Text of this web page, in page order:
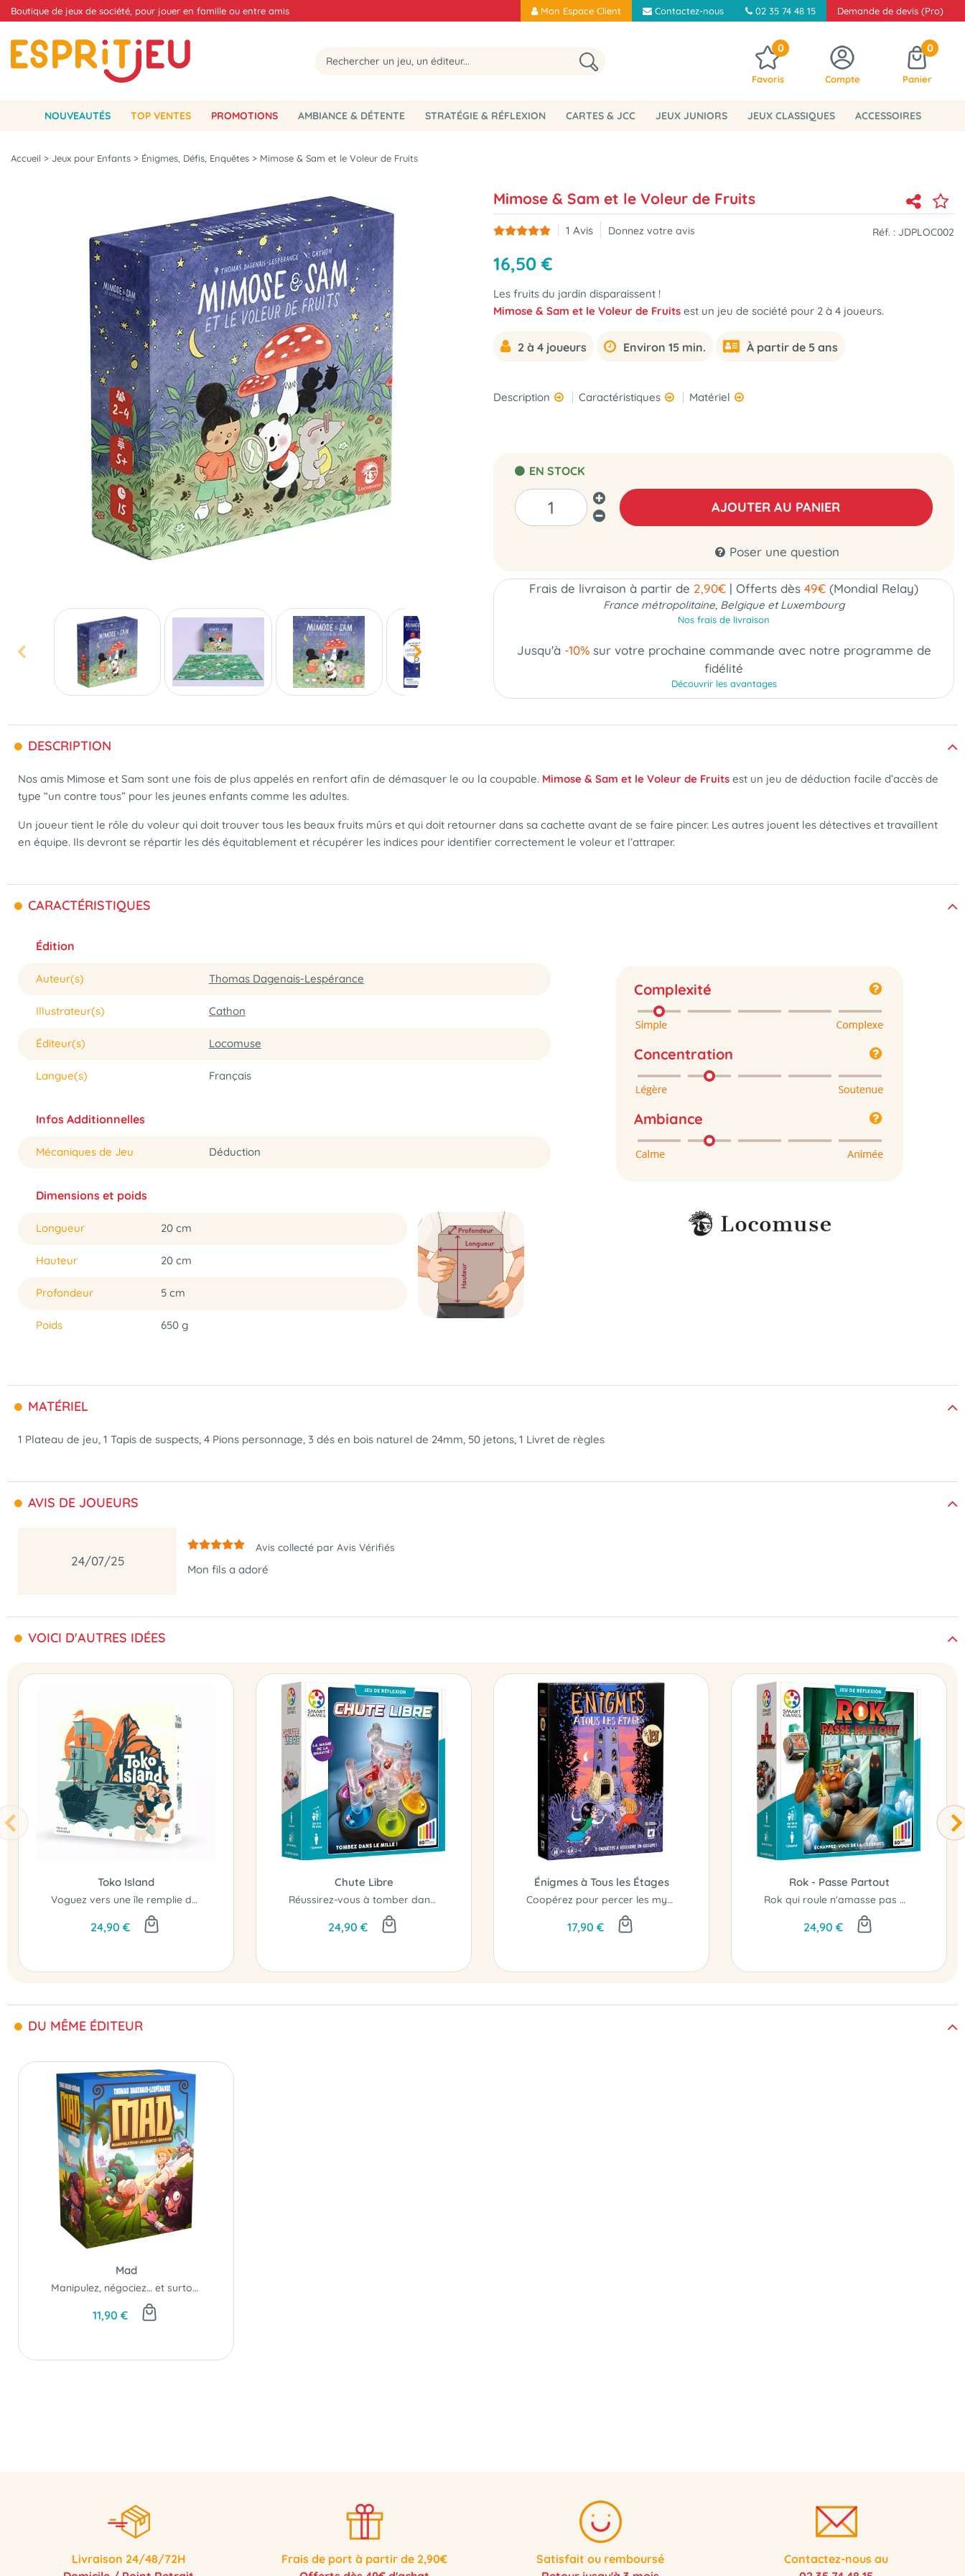
Boutique de jeux de société, pour jouer en famille ou entre amis Mon Espace Client Contactez-nous 02 35 74 48 15 Demande de devis (Pro)
0
Favoris Compte
0
Panier
NOUVEAUTÉS TOP VENTES PROMOTIONS AMBIANCE & DÉTENTE STRATÉGIE & RÉFLEXION CARTES & JCC JEUX JUNIORS JEUX CLASSIQUES ACCESSOIRES
Accueil > Jeux pour Enfants > Énigmes, Défis, Enquêtes > Mimose & Sam et le Voleur de Fruits
Mimose & Sam et le Voleur de Fruits
1 Avis Donnez votre avis Réf. : JDPLOC002
16,50 €
Les fruits du jardin disparaissent !
Mimose & Sam et le Voleur de Fruits est un jeu de société pour 2 à 4 joueurs.
2 à 4 joueurs Environ 15 min. À partir de 5 ans
Description Caractéristiques Matériel
EN STOCK
AJOUTER AU PANIER
Poser une question
Frais de livraison à partir de 2,90€ | Offerts dès 49€ (Mondial Relay)
France métropolitaine, Belgique et Luxembourg
Nos frais de livraison
Jusqu'à -10%sur votre prochaine commande avec notre programme de
fidélité
Découvrir les avantages
DESCRIPTION
Nos amis Mimose et Sam sont une fois de plus appelés en renfort afin de démasquer le ou la coupable. Mimose & Sam et le Voleur de Fruits est un jeu de déduction facile d’accès de
type “un contre tous” pour les jeunes enfants comme les adultes.
Un joueur tient le rôle du voleur qui doit trouver tous les beaux fruits mûrs et qui doit retourner dans sa cachette avant de se faire pincer. Les autres jouent les détectives et travaillent
en équipe. Ils devront se répartir les dés équitablement et récupérer les indices pour identifier correctement le voleur et l’attraper.
CARACTÉRISTIQUES
Édition
Auteur(s) Thomas Dagenais-Lespérance
Illustrateur(s) Cathon
Éditeur(s) Locomuse
Langue(s) Français
Infos Additionnelles
Mécaniques de Jeu Déduction
Dimensions et poids
Longueur 20 cm
Hauteur 20 cm
Profondeur 5 cm
Poids 650 g
Complexité
Concentration
Ambiance
MATÉRIEL
1 Plateau de jeu, 1 Tapis de suspects, 4 Pions personnage, 3 dés en bois naturel de 24mm, 50 jetons, 1 Livret de règles
AVIS DE JOUEURS
24/07/25
Avis collecté par Avis Vérifiés
Mon fils a adoré
VOICI D'AUTRES IDÉES
Toko Island
Voguez vers une île remplie de trésors !
24,90 €
Chute Libre
Réussirez-vous à tomber dans le mille !
24,90 €
Énigmes à Tous les Étages
Coopérez pour percer les mystères de la tour !
17,90 €
Rok - Passe Partout
Rok qui roule n'amasse pas mousse..!
24,90 €
DU MÊME ÉDITEUR
Mad
Manipulez, négociez… et surtout : trahissez au bon moment.
11,90 €
Livraison 24/48/72H
Frais de port à partir de 2,90€
Satisfait ou remboursé
Contactez-nous au